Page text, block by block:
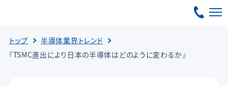
トップ
半導体業界トレンド
『TSMC進出により日本の半導体はどのように変わるか』